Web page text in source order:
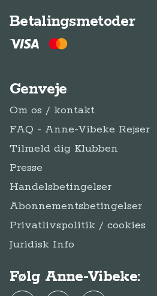
Betalingsmetoder
Genveje
Om os / kontakt
FAQ - Anne-Vibeke Rejser
Tilmeld dig Klubben
Presse
Handelsbetingelser
Abonnementsbetingelser
Privatlivspolitik / cookies
Juridisk Info
Følg Anne-Vibeke: